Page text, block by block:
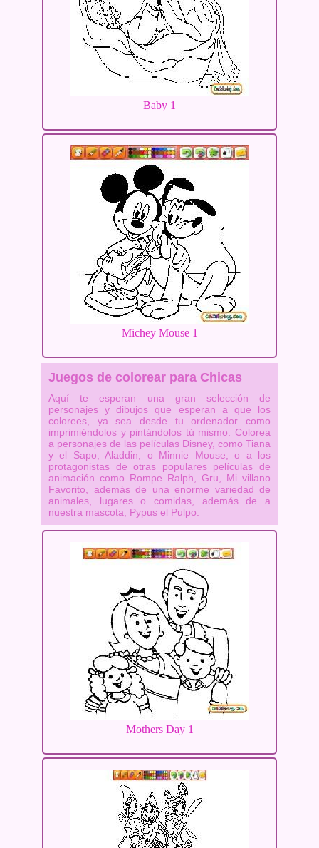
Baby 1
Michey Mouse 1
Juegos de colorear para Chicas
Aquí te esperan una gran selección de
personajes y dibujos que esperan a que los
colorees, ya sea desde tu ordenador como
imprimiéndolos y pintándolos tú mismo. Colorea
a personajes de las películas Disney, como Tiana
y el Sapo, Aladdin, o Minnie Mouse, o a los
protagonistas de otras populares películas de
animación como Rompe Ralph, Gru, Mi villano
Favorito, además de una enorme variedad de
animales, lugares o comidas, además de a
nuestra mascota, Pypus el Pulpo.
Mothers Day 1